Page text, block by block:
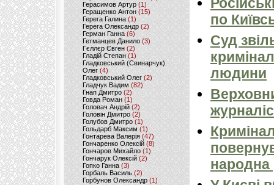
Герасимов Артур (1)
Геращенко Антон(15)
Герега Галина (1)
Герега Олександр (2)
Герман Ганна (6)
Гетманцев Данило (3)
Гєллєр Євген (2)
Гладій Степан(1)
Гладковський (Свинарчук)
Олег (4)
Гладковський Олег (2)
Гладчук Вадим (82)
Гнап Дмитро (2)
Говда Роман(1)
Головач Андрій (2)
Головін Дмитро (2)
Голубов Дмитро (1)
Гольдарб Максим(1)
Гонтарева Валерія (47)
Гончаренко Олексій(8)
Гончаров Михайло (1)
Гончарук Олексій (2)
Гопко Ганна (3)
Горбаль Василь (2)
Горбунов Олександр (1)
по
Суд
людини
народна